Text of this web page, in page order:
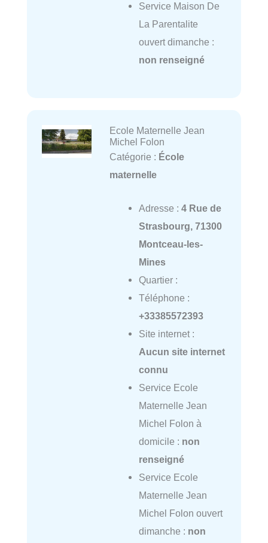
Service Maison De
La Parentalite
ouvert dimanche :
non renseigné
Ecole Maternelle Jean
Michel Folon
Catégorie : École
maternelle
Adresse : 4 Rue de
Strasbourg, 71300
Montceau-les-
Mines
Quartier :
Téléphone :
+33385572393
Site internet :
Aucun site internet
connu
Service Ecole
Maternelle Jean
Michel Folon à
domicile : non
renseigné
Service Ecole
Maternelle Jean
Michel Folon ouvert
dimanche : non